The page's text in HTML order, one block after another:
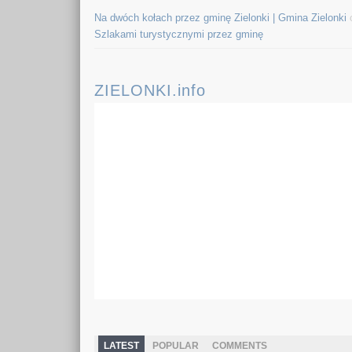
Na dwóch kołach przez gminę Zielonki | Gmina Zielonki
Szlakami turystycznymi przez gminę
ZIELONKI.info
LATEST POPULAR COMMENTS